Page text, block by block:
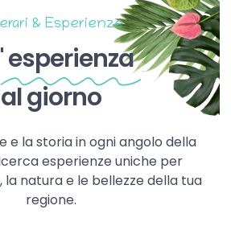
& Esperienze
esperienza
al giorno
e la storia in ogni angolo della
esperienze uniche per
la natura e le bellezze della tua
regione.